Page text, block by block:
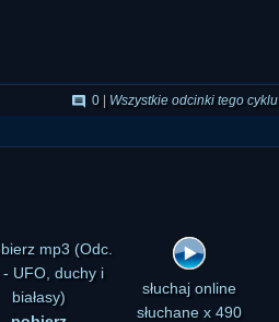
0 Wszystkie odcinki tego cyklu
pobierz
słuchaj online